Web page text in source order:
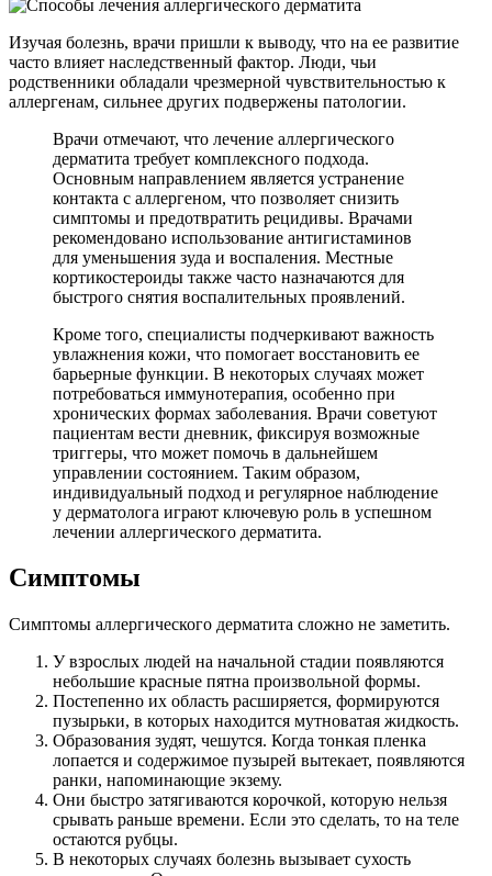
Изучая болезнь, врачи пришли к выводу, что на ее развитие
часто влияет наследственный фактор. Люди, чьи
родственники обладали чрезмерной чувствительностью к
аллергенам, сильнее других подвержены патологии.
Врачи отмечают, что лечение аллергического
дерматита требует комплексного подхода.
Основным направлением является устранение
контакта с аллергеном, что позволяет снизить
симптомы и предотвратить рецидивы. Врачами
рекомендовано использование антигистаминов
для уменьшения зуда и воспаления. Местные
кортикостероиды также часто назначаются для
быстрого снятия воспалительных проявлений.
Кроме того, специалисты подчеркивают важность
увлажнения кожи, что помогает восстановить ее
барьерные функции. В некоторых случаях может
потребоваться иммунотерапия, особенно при
хронических формах заболевания. Врачи советуют
пациентам вести дневник, фиксируя возможные
триггеры, что может помочь в дальнейшем
управлении состоянием. Таким образом,
индивидуальный подход и регулярное наблюдение
у дерматолога играют ключевую роль в успешном
лечении аллергического дерматита.
Симптомы
Симптомы аллергического дерматита сложно не заметить.
У взрослых людей на начальной стадии появляются
небольшие красные пятна произвольной формы.
Постепенно их область расширяется, формируются
пузырьки, в которых находится мутноватая жидкость.
Образования зудят, чешутся. Когда тонкая пленка
лопается и содержимое пузырей вытекает, появляются
ранки, напоминающие экзему.
Они быстро затягиваются корочкой, которую нельзя
срывать раньше времени. Если это сделать, то на теле
остаются рубцы.
В некоторых случаях болезнь вызывает сухость